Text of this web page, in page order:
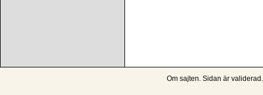
Om sajten. Sidan är validerad